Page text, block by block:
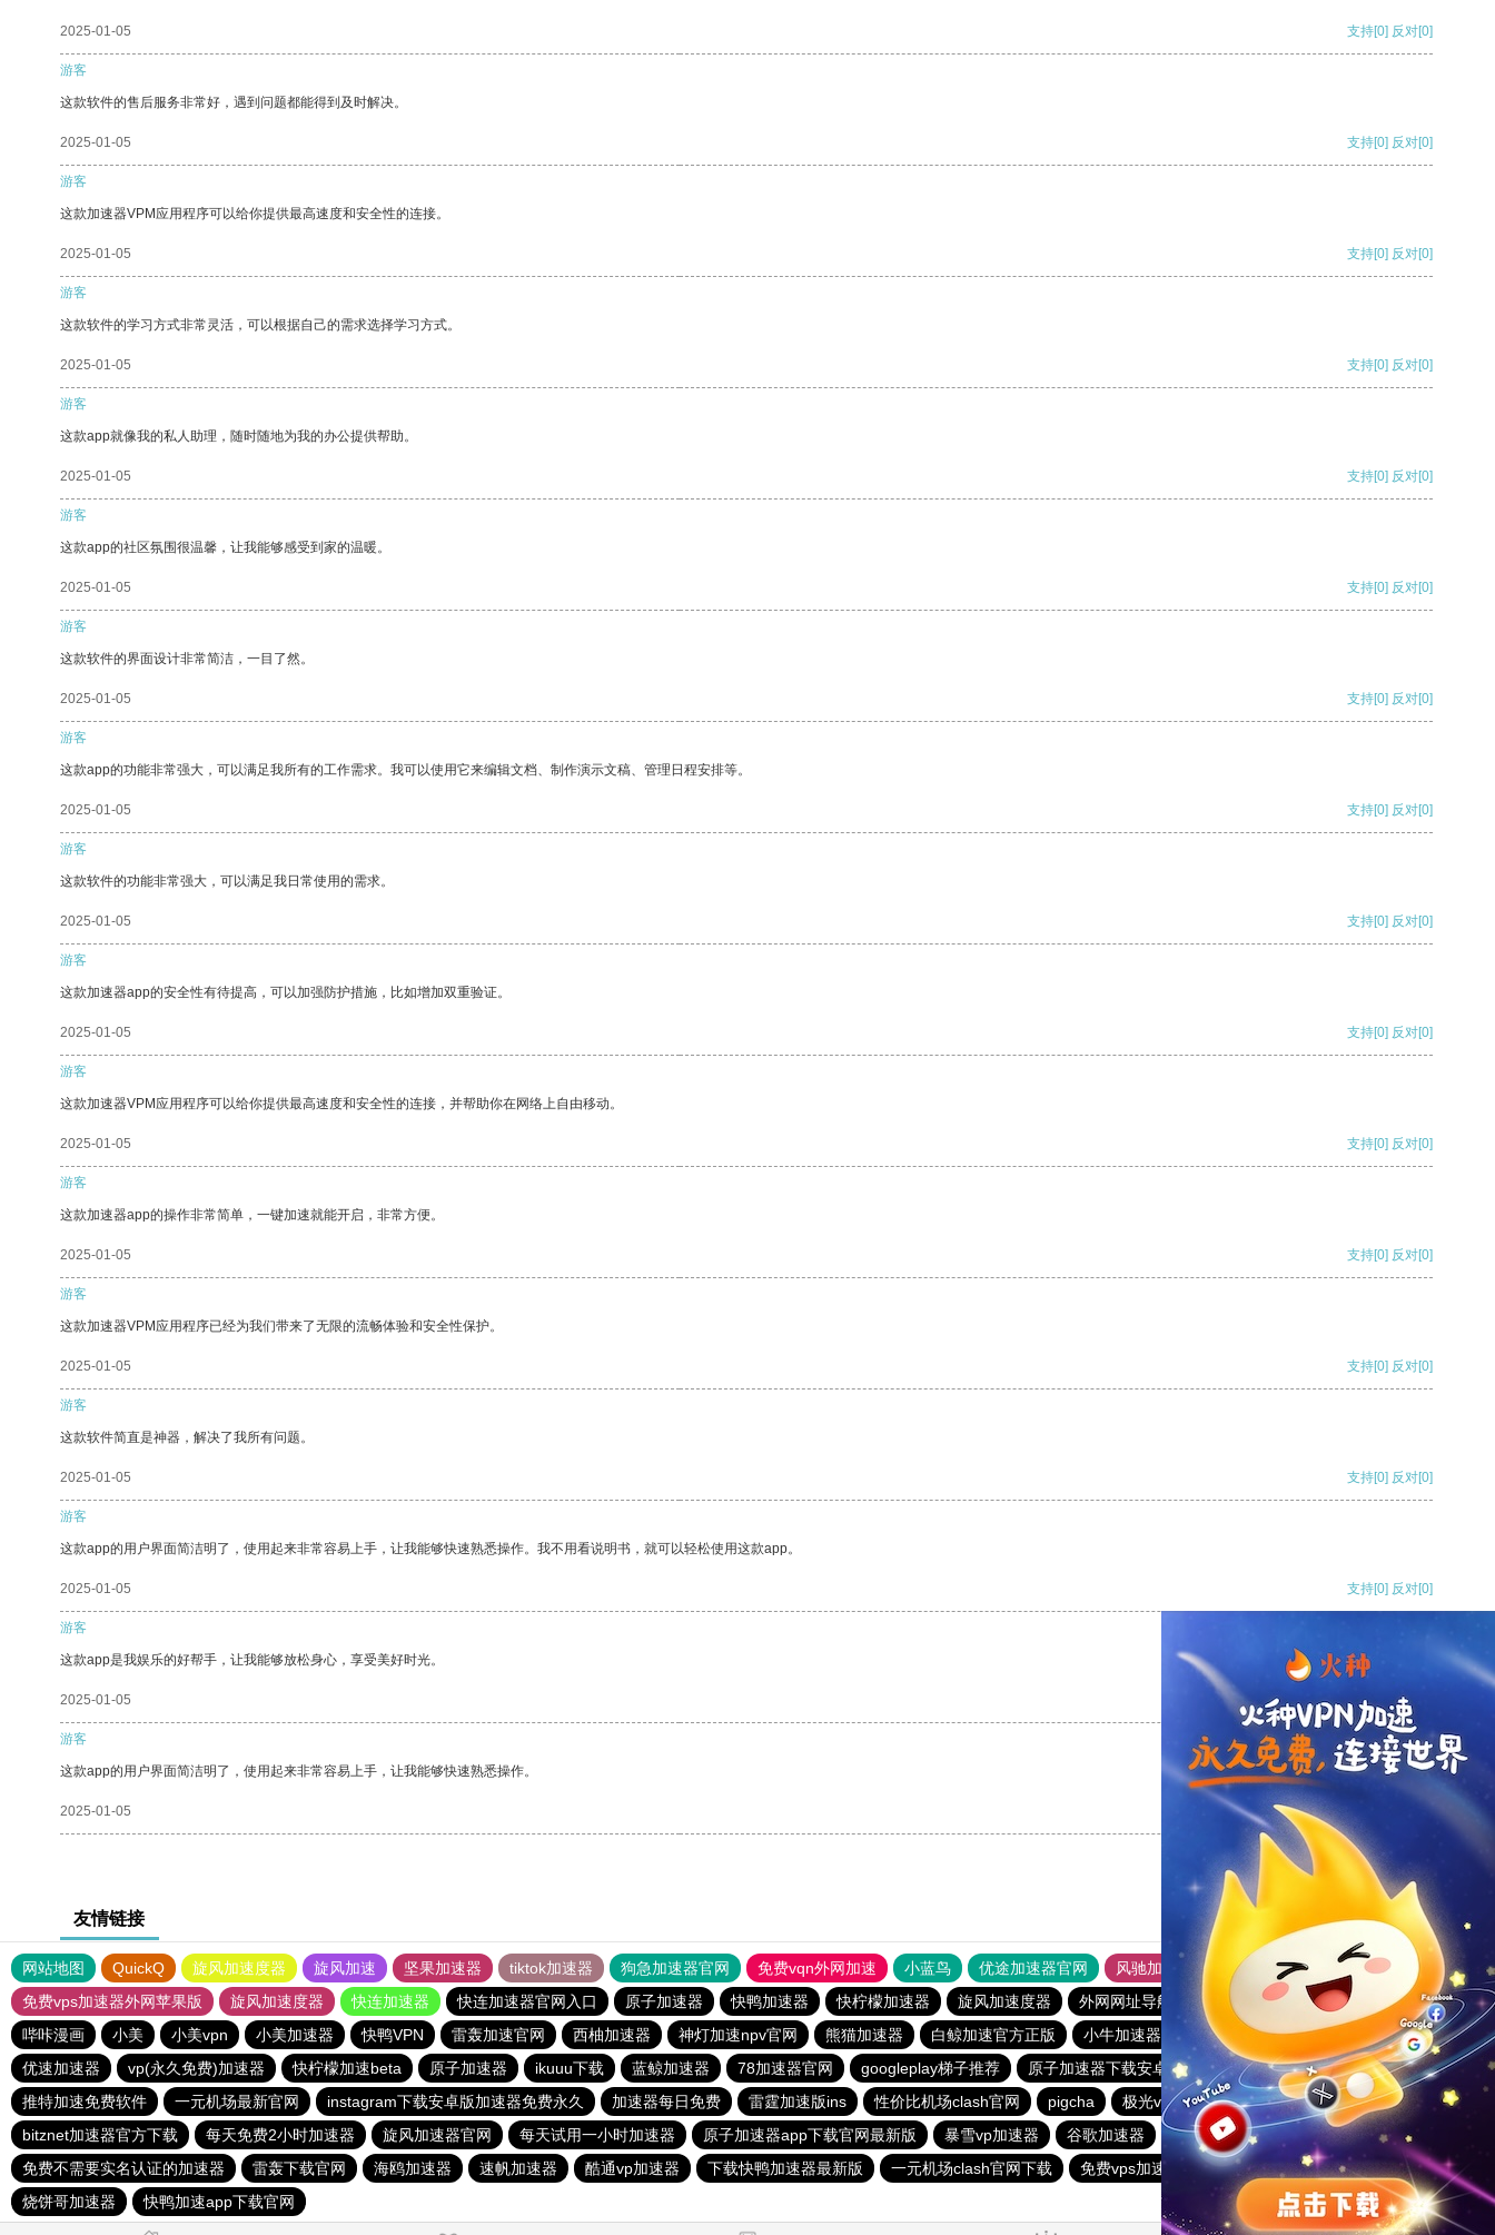
2025-01-05 支持[0] 反对[0]
游客
这款软件的售后服务非常好，遇到问题都能得到及时解决。
2025-01-05 支持[0] 反对[0]
游客
这款加速器VPM应用程序可以给你提供最高速度和安全性的连接。
2025-01-05 支持[0] 反对[0]
游客
这款软件的学习方式非常灵活，可以根据自己的需求选择学习方式。
2025-01-05 支持[0] 反对[0]
游客
这款app就像我的私人助理，随时随地为我的办公提供帮助。
2025-01-05 支持[0] 反对[0]
游客
这款app的社区氛围很温馨，让我能够感受到家的温暖。
2025-01-05 支持[0] 反对[0]
游客
这款软件的界面设计非常简洁，一目了然。
2025-01-05 支持[0] 反对[0]
游客
这款app的功能非常强大，可以满足我所有的工作需求。我可以使用它来编辑文档、制作演示文稿、管理日程安排等。
2025-01-05 支持[0] 反对[0]
游客
这款软件的功能非常强大，可以满足我日常使用的需求。
2025-01-05 支持[0] 反对[0]
游客
这款加速器app的安全性有待提高，可以加强防护措施，比如增加双重验证。
2025-01-05 支持[0] 反对[0]
游客
这款加速器VPM应用程序可以给你提供最高速度和安全性的连接，并帮助你在网络上自由移动。
2025-01-05 支持[0] 反对[0]
游客
这款加速器app的操作非常简单，一键加速就能开启，非常方便。
2025-01-05 支持[0] 反对[0]
游客
这款加速器VPM应用程序已经为我们带来了无限的流畅体验和安全性保护。
2025-01-05 支持[0] 反对[0]
游客
这款软件简直是神器，解决了我所有问题。
2025-01-05 支持[0] 反对[0]
游客
这款app的用户界面简洁明了，使用起来非常容易上手，让我能够快速熟悉操作。我不用看说明书，就可以轻松使用这款app。
2025-01-05 支持[0] 反对[0]
游客
这款app是我娱乐的好帮手，让我能够放松身心，享受美好时光。
2025-01-05 支持 反对
游客
这款app的用户界面简洁明了，使用起来非常容易上手，让我能够快速熟悉操作。
2025-01-05 [0]
友情链接
网站地图 QuickQ 旋风加速度器 旋风加速 坚果加速器 tiktok加速器 狗急加速器官网 免费vqn外网加速 小蓝鸟 优途加速器官网 风驰加速器
旋风加速器
免费vps加速器外网苹果版
旋风加速度器 快连加速器 快连加速器官网入口 原子加速器 快鸭加速器 快柠檬加速器 旋风加速度器 外网网址导航 软件中心 雷霆加速
狂飙加速器
哔咔漫画
小美 小美vpn 小美加速器 快鸭VPN 雷轰加速官网 西柚加速器 神灯加速npv官网 熊猫加速器 白鲸加速官方正版 小牛加速器 速云梯加速器官网
蜜蜂加速器
优速加速器
vp(永久免费)加速器 快柠檬加速beta 原子加速器 ikuuu下载 蓝鲸加速器 78加速器官网 googleplay梯子推荐 原子加速器下载安卓
安易加速器下载官网最新版2024
推特加速免费软件
一元机场最新官网 instagram下载安卓版加速器免费永久 加速器每日免费 雷霆加速版ins 性价比机场clash官网 pigcha 极光vp官网
雷霆加器速
bitznet加速器官方下载
每天免费2小时加速器 旋风加速器官网 每天试用一小时加速器 原子加速器app下载官网最新版 暴雪vp加速器 谷歌加速器 梯子app 雷轰加速
快柠檬app下载
免费不需要实名认证的加速器
雷轰下载官网 海鸥加速器 速帆加速器 酷通vp加速器 下载快鸭加速器最新版 一元机场clash官网下载 免费vps加速器外网
加速器使用15分钟
烧饼哥加速器
快鸭加速app下载官网